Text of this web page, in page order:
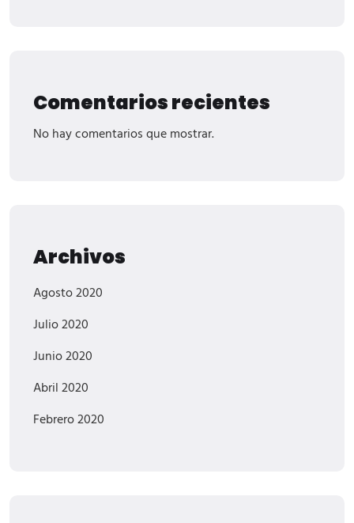
Comentarios recientes
No hay comentarios que mostrar.
Archivos
Agosto 2020
Julio 2020
Junio 2020
Abril 2020
Febrero 2020